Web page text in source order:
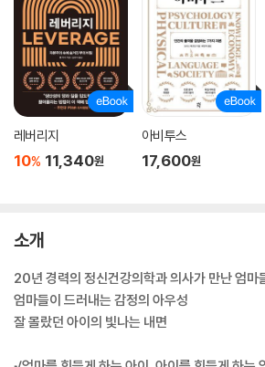
레버리지
10% 11,340원
아비투스
17,600원
소개
20년 경력의 정신건강의학과 의사가 만난 엄마
엄마들이 드러내는 감정의 아우성
잘 몰랐던 아이의 빛나는 내면